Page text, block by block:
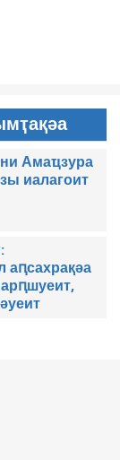
Амаҵзура
иалагоит
аԥсахрақәа